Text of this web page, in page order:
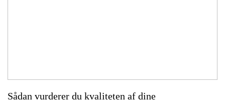
Sådan vurderer du kvaliteten af dine